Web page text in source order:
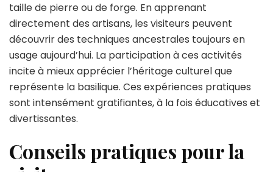
taille de pierre ou de forge. En apprenant
directement des artisans, les visiteurs peuvent
découvrir des techniques ancestrales toujours en
usage aujourd’hui. La participation à ces activités
incite à mieux apprécier l’héritage culturel que
représente la basilique. Ces expériences pratiques
sont intensément gratifiantes, à la fois éducatives et
divertissantes.
Conseils pratiques pour la